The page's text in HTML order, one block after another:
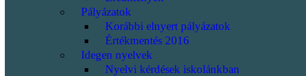
Pályázatok
Korábbi elnyert pályázatok
Értékmentés 2016
Idegen nyelvek
Nyelvi kérdések iskolánkban